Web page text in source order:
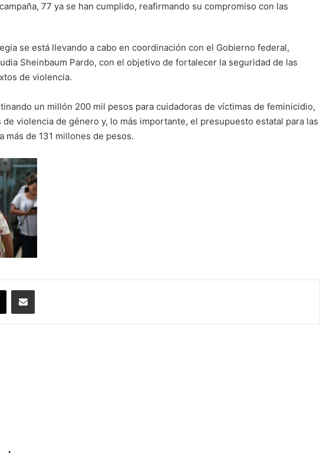
77 ya se han cumplido, reafirmando su compromiso con las
se está llevando a cabo en coordinación con el Gobierno federal,
Sheinbaum Pardo, con el objetivo de fortalecer la seguridad de las
de violencia.
un millón 200 mil pesos para cuidadoras de víctimas de feminicidio,
violencia de género y, lo más importante, el presupuesto estatal para las
más de 131 millones de pesos.
Compartir por correo electrónico